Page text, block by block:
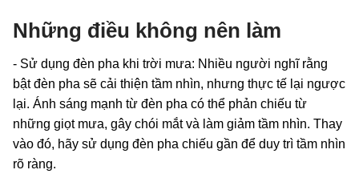
Những điều không nên làm
- Sử dụng đèn pha khi trời mưa: Nhiều người nghĩ rằng
bật đèn pha sẽ cải thiện tầm nhìn, nhưng thực tế lại ngược
lại. Ánh sáng mạnh từ đèn pha có thể phản chiếu từ
những giọt mưa, gây chói mắt và làm giảm tầm nhìn. Thay
vào đó, hãy sử dụng đèn pha chiếu gần để duy trì tầm nhìn
rõ ràng.